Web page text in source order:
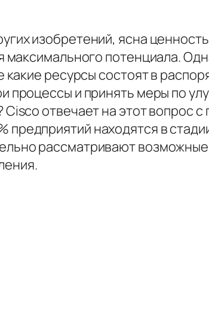
изобретений, ясна
максимального потенциала.
какие ресурсы состоят в
процессы и принять меры по
отвечает на этот вопрос
находятся в
рассматривают